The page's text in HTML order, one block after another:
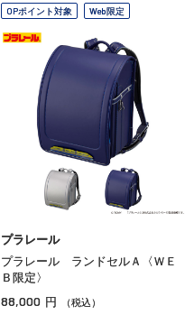
OPポイント対象 Web限定
プラレール
プラレール ランドセルＡ〈ＷＥ
Ｂ限定〉
88,000 円 （税込）